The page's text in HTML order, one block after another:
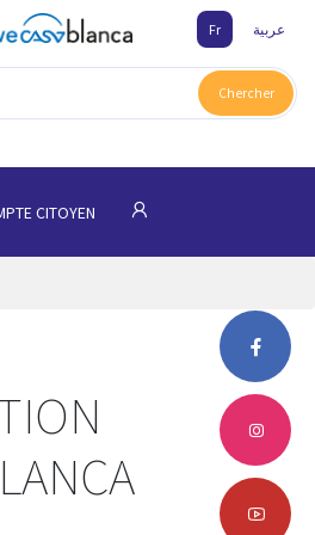
Fr عربية
Chercher
CITOYEN